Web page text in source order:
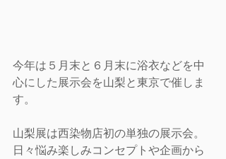
今年は５月末と６月末に浴衣などを中
心にした展示会を山梨と東京で催しま
す。
山梨展は西染物店初の単独の展示会。
日々悩み楽しみコンセプトや企画から